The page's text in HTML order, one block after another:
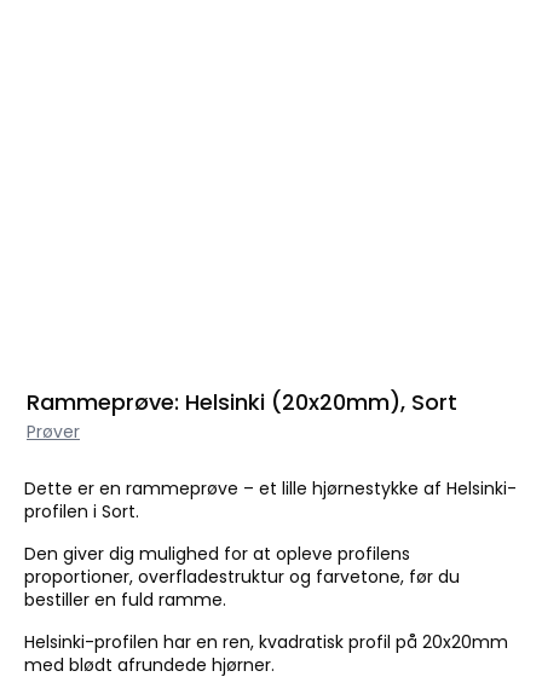
Rammeprøve: Helsinki (20x20mm), Sort
Prøver
Dette er en rammeprøve – et lille hjørnestykke af Helsinki-
profilen i Sort.
Den giver dig mulighed for at opleve profilens
proportioner, overfladestruktur og farvetone, før du
bestiller en fuld ramme.
Helsinki-profilen har en ren, kvadratisk profil på 20x20mm
med blødt afrundede hjørner.